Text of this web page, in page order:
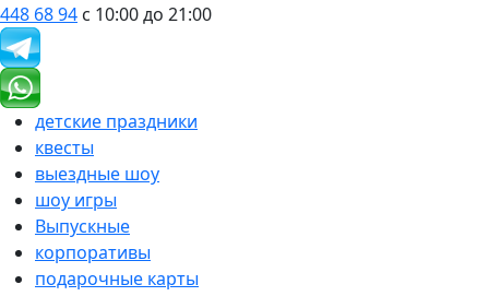
448 68 94 с 10:00 до 21:00
детские праздники
квесты
выездные шоу
шоу игры
Выпускные
корпоративы
подарочные карты